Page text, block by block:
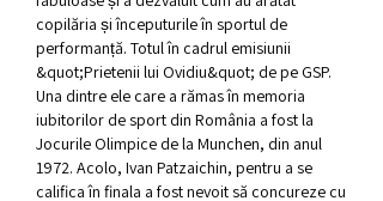
copilăria și începuturile în sportul de
performanță. Totul în cadrul emisiunii
&quot;Prietenii lui Ovidiu&quot; de pe GSP.
Una dintre ele care a rămas în memoria
iubitorilor de sport din România a fost la
Jocurile Olimpice de la Munchen, din anul
1972. Acolo, Ivan Patzaichin, pentru a se
califica în finala a fost nevoit să concureze cu